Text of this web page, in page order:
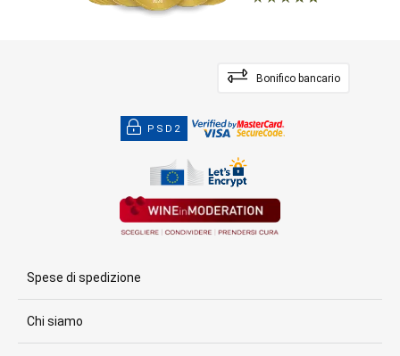
Bonifico bancario
PSD2
Spese di spedizione
Chi siamo